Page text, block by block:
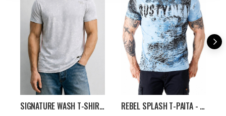
SIGNATURE WASH T-SHIRT - GRÅ
REBEL SPLASH T-PAITA - PETROL